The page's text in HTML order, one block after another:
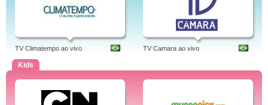
TV Climatempo ao vivo TV Camara ao vivo
Kids